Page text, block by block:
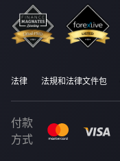
法律 法規和法律文件包
付款
方式